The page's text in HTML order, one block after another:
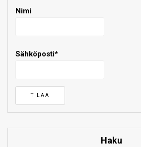
Nimi
Sähköposti*
Haku